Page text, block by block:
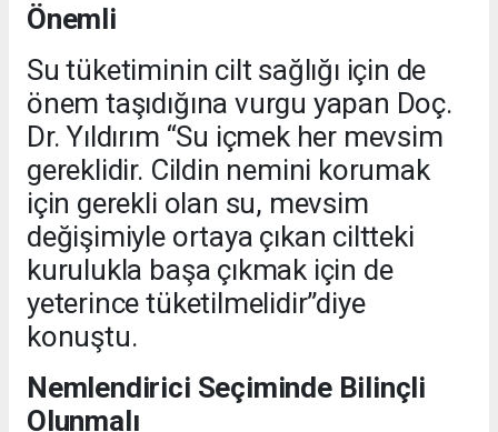
Önemli
Su tüketiminin cilt sağlığı için de
önem taşıdığına vurgu yapan Doç.
Dr. Yıldırım “Su içmek her mevsim
gereklidir. Cildin nemini korumak
için gerekli olan su, mevsim
değişimiyle ortaya çıkan ciltteki
kurulukla başa çıkmak için de
yeterince tüketilmelidir”diye
konuştu.
Nemlendirici Seçiminde Bilinçli
Olunmalı